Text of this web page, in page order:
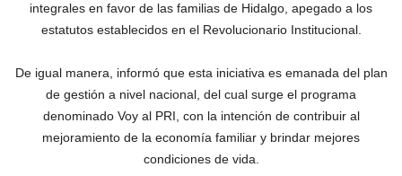
integrales en favor de las familias de Hidalgo, apegado a los
estatutos establecidos en el Revolucionario Institucional.
De igual manera, informó que esta iniciativa es emanada del plan
de gestión a nivel nacional, del cual surge el programa
denominado Voy al PRI, con la intención de contribuir al
mejoramiento de la economía familiar y brindar mejores
condiciones de vida.